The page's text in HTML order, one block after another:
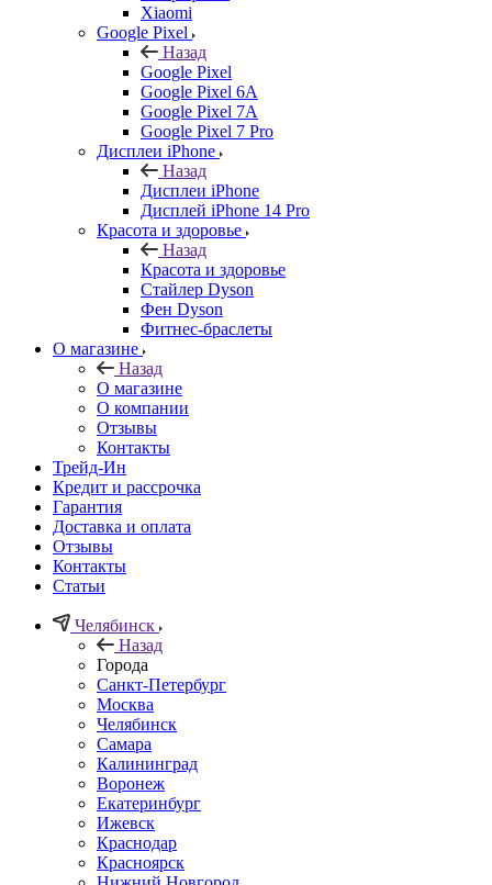
Xiaomi
Google Pixel
Назад
Google Pixel
Google Pixel 6A
Google Pixel 7А
Google Pixel 7 Pro
Дисплеи iPhone
Назад
Дисплеи iPhone
Дисплей iPhone 14 Pro
Красота и здоровье
Назад
Красота и здоровье
Стайлер Dyson
Фен Dyson
Фитнес-браслеты
О магазине
Назад
О магазине
О компании
Отзывы
Контакты
Трейд-Ин
Кредит и рассрочка
Гарантия
Доставка и оплата
Отзывы
Контакты
Статьи
Челябинск
Назад
Города
Санкт-Петербург
Москва
Челябинск
Самара
Калининград
Воронеж
Екатеринбург
Ижевск
Краснодар
Красноярск